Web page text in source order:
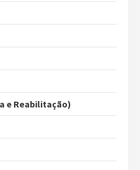
e Reabilitação)